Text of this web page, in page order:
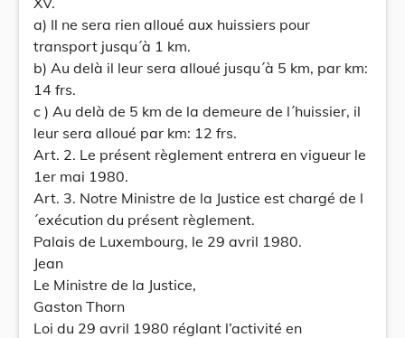
a) Il ne sera rien alloué aux huissiers pour
transport jusqu´à 1 km.
b) Au delà il leur sera alloué jusqu´à 5 km, par km:
14 frs.
c ) Au delà de 5 km de la demeure de l´huissier, il
leur sera alloué par km: 12 frs.
Art. 2. Le présent règlement entrera en vigueur le
1er mai 1980.
Art. 3. Notre Ministre de la Justice est chargé de l
´exécution du présent règlement.
Palais de Luxembourg, le 29 avril 1980.
Jean
Le Ministre de la Justice,
Gaston Thorn
Loi du 29 avril 1980 réglant l’activité en